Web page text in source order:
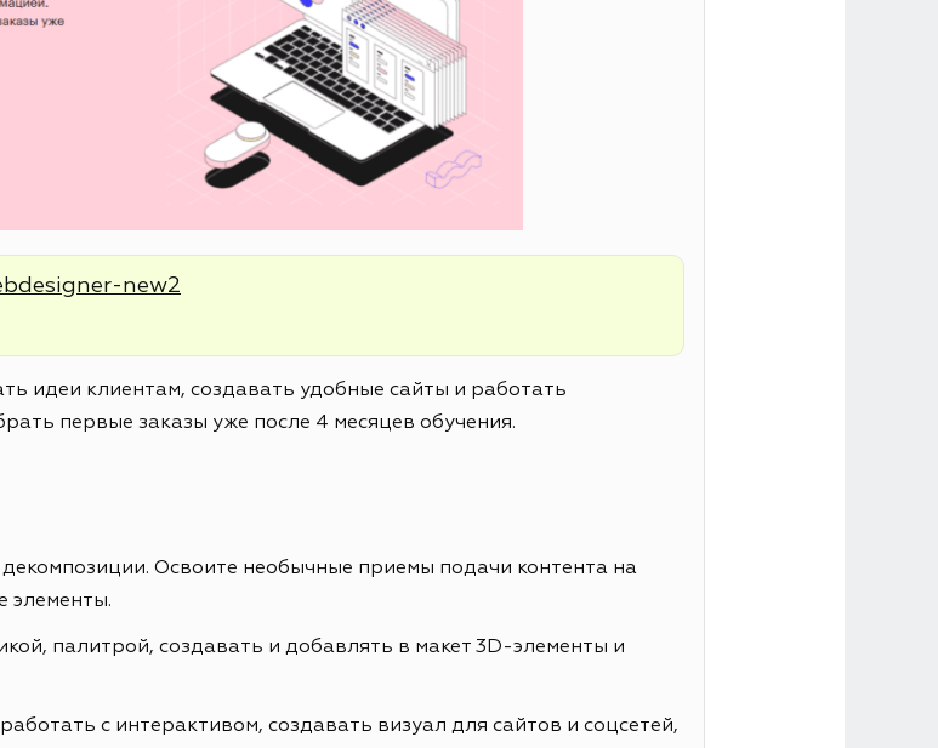
new2
идеи клиентам, создавать удобные сайты и работать
первые заказы уже после 4 месяцев обучения.
декомпозиции. Освоите необычные приемы подачи контента на
элементы.
палитрой, создавать и добавлять в макет 3D-элементы и
с интерактивом, создавать визуал для сайтов и соцсетей,